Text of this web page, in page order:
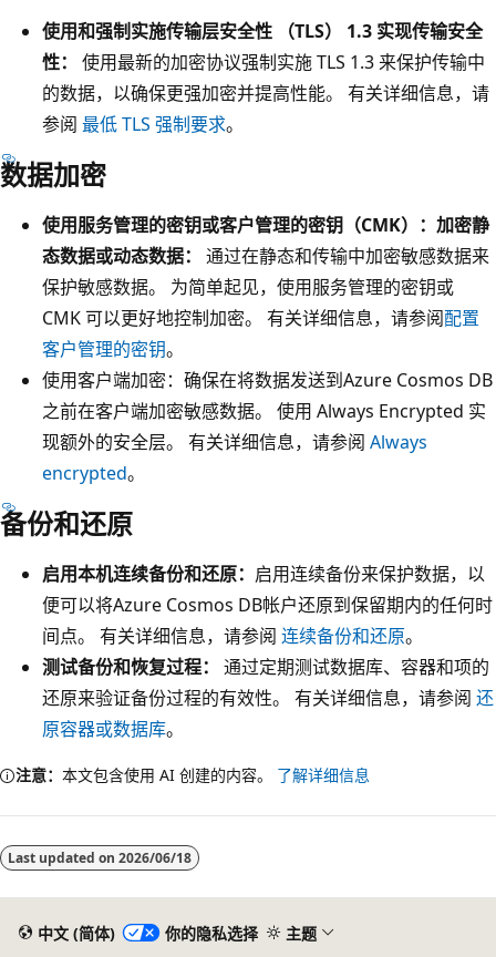
使用和强制实施传输层安全性 （TLS） 1.3 实现传输安全
性：
使用最新的加密协议强制实施 TLS 1.3 来保护传输中
的数据，以确保更强加密并提高性能。 有关详细信息，请
参阅 最低 TLS 强制要求。
数据加密
使用服务管理的密钥或客户管理的密钥（CMK）：加密静
态数据或动态数据：
通过在静态和传输中加密敏感数据来
保护敏感数据。 为简单起见，使用服务管理的密钥或
CMK 可以更好地控制加密。 有关详细信息，请参阅配置
客户管理的密钥。
使用客户端加密： 确保在将数据发送到Azure Cosmos DB
之前在客户端加密敏感数据。 使用 Always Encrypted 实
现额外的安全层。 有关详细信息，请参阅 Always
encrypted。
备份和还原
启用本机连续备份和还原： 启用连续备份来保护数据，以
便可以将Azure Cosmos DB帐户还原到保留期内的任何时
间点。 有关详细信息，请参阅 连续备份和还原。
测试备份和恢复过程：
通过定期测试数据库、容器和项的
还原来验证备份过程的有效性。 有关详细信息，请参阅 还
原容器或数据库。
注意： 本文包含使用 AI 创建的内容。 了解详细信息
模
式
Last updated on 2026/06/18
中文 (简体) 你的隐私选择 主题